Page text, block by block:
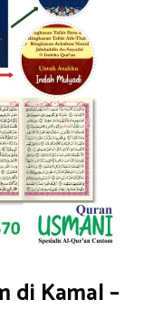
di Kamal –